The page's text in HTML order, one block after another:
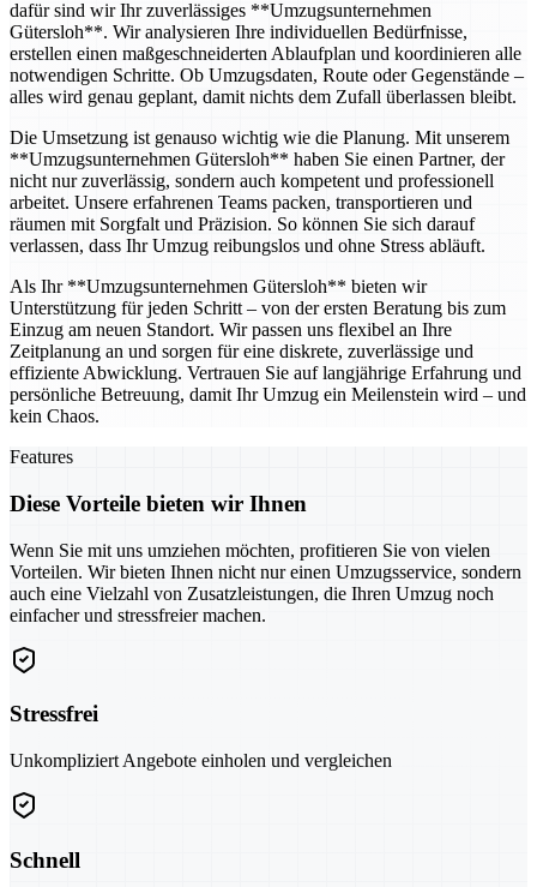
dafür sind wir Ihr zuverlässiges **Umzugsunternehmen
Gütersloh**. Wir analysieren Ihre individuellen Bedürfnisse,
erstellen einen maßgeschneiderten Ablaufplan und koordinieren alle
notwendigen Schritte. Ob Umzugsdaten, Route oder Gegenstände –
alles wird genau geplant, damit nichts dem Zufall überlassen bleibt.
Die Umsetzung ist genauso wichtig wie die Planung. Mit unserem
**Umzugsunternehmen Gütersloh** haben Sie einen Partner, der
nicht nur zuverlässig, sondern auch kompetent und professionell
arbeitet. Unsere erfahrenen Teams packen, transportieren und
räumen mit Sorgfalt und Präzision. So können Sie sich darauf
verlassen, dass Ihr Umzug reibungslos und ohne Stress abläuft.
Als Ihr **Umzugsunternehmen Gütersloh** bieten wir
Unterstützung für jeden Schritt – von der ersten Beratung bis zum
Einzug am neuen Standort. Wir passen uns flexibel an Ihre
Zeitplanung an und sorgen für eine diskrete, zuverlässige und
effiziente Abwicklung. Vertrauen Sie auf langjährige Erfahrung und
persönliche Betreuung, damit Ihr Umzug ein Meilenstein wird – und
kein Chaos.
Features
Diese Vorteile bieten wir Ihnen
Wenn Sie mit uns umziehen möchten, profitieren Sie von vielen
Vorteilen. Wir bieten Ihnen nicht nur einen Umzugsservice, sondern
auch eine Vielzahl von Zusatzleistungen, die Ihren Umzug noch
einfacher und stressfreier machen.
Stressfrei
Unkompliziert Angebote einholen und vergleichen
Schnell